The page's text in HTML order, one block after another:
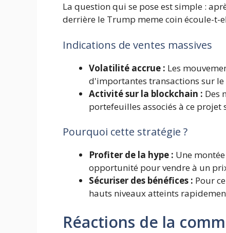
La question qui se pose est simple :
derrière le Trump meme coin écoule-t-
Indications de ventes massives
Volatilité accrue : Les
d'importantes transactions sur le
Activité sur la blockchain : Des
portefeuilles associés à ce
Pourquoi cette stratégie ?
Profiter de la hype : Une
opportunité pour vendre à un
Sécuriser des bénéfices : Pour
hauts niveaux atteints
Réactions de la